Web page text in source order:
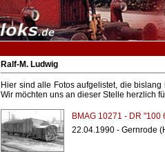
Ralf-M. Ludwig
Hier sind alle Fotos aufgelistet, die
Wir möchten uns an dieser Stelle herzlich
BMAG 10271 - DR "100
22.04.1990 - Gernrode